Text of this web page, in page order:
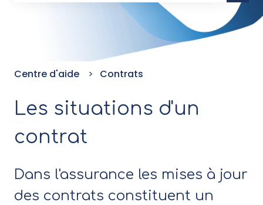
Il n'y a aucune suggestion car le champ de
Centre d'aide Contrats
Les situations d'un
contrat
Dans l'assurance les mises à jour
des contrats constituent un